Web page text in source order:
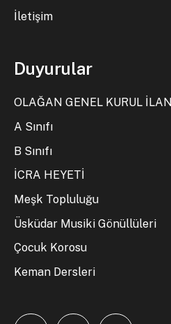
İletişim
Duyurular
OLAĞAN GENEL KURUL İLANI
A Sınıfı
B Sınıfı
İCRA HEYETİ
Meşk Topluluğu
Üsküdar Musiki Gönüllüleri
Çocuk Korosu
Keman Dersleri